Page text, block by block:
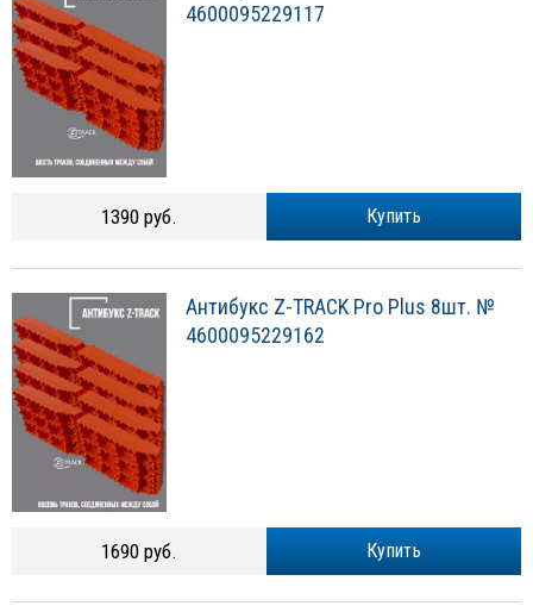
4600095229117
Купить
1390 руб.
Антибукс Z-TRACK Pro Plus 8шт. №
4600095229162
Купить
1690 руб.